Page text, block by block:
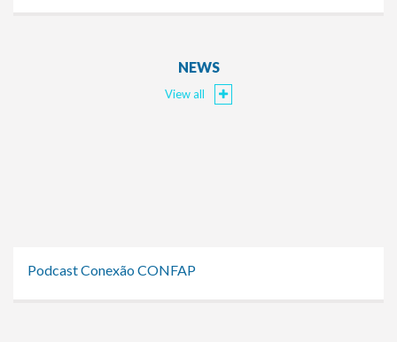
NEWS
View all
Podcast Conexão CONFAP